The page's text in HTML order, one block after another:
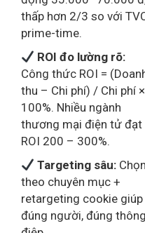
Chi phí cạnh tranh:
CPM báo lớn tại VN dao
động 35.000–70.000 đ,
thấp hơn 2/3 so với TVC
prime-time.
ROI đo lường rõ:
Công thức ROI = (Doanh
thu – Chi phí) / Chi phí ×
100%. Nhiều ngành
thương mại điện tử đạt
ROI 200 – 300%.
Targeting sâu:Chọn
theo chuyên mục +